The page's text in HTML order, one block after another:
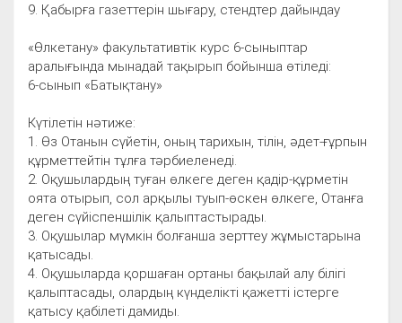
9. Қабырға газеттерін шығару, стендтер дайындау
«Өлкетану» факультативтік курс 6-сыныптар
аралығында мынадай тақырып бойынша өтіледі:
6-сынып «Батықтану»
Күтілетін нәтиже:
1. Өз Отанын сүйетін, оның тарихын, тілін, әдет-ғұрпын
құрметтейтін тұлға тәрбиеленеді.
2. Оқушылардың туған өлкеге деген қадір-құрметін
оята отырып, сол арқылы туып-өскен өлкеге, Отанға
деген сүйіспеншілік қалыптастырады.
3. Оқушылар мүмкін болғанша зерттеу жұмыстарына
қатысады.
4. Оқушыларда қоршаған ортаны бақылай алу білігі
қалыптасады, олардың күнделікті қажетті істерге
қатысу қабілеті дамиды.